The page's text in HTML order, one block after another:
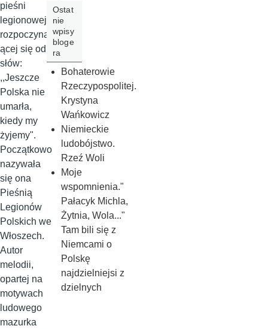
pieśni
legionowej
rozpoczynaj
ącej się od
słów:
,,Jeszcze
Polska nie
umarła,
kiedy my
żyjemy".
Początkowo
nazywała
się ona
Pieśnią
Legionów
Polskich we
Włoszech.
Autor
melodii,
opartej na
motywach
ludowego
mazurka
Ostat
nie
wpisy
bloge
ra
Bohaterowie
Rzeczypospolitej.
Krystyna
Wańkowicz
Niemieckie
ludobójstwo.
Rzeź Woli
Moje
wspomnienia."
Pałacyk Michla,
Żytnia, Wola..."
Tam bili się z
Niemcami o
Polskę
najdzielniejsi z
dzielnych